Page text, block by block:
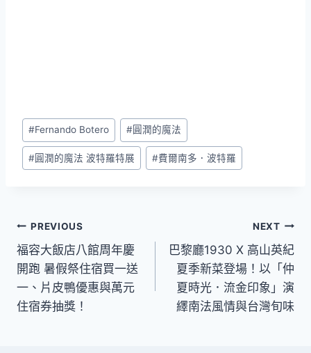
Post
Tags:
#Fernando Botero #圓潤的魔法
#圓潤的魔法 波特羅特展 #費爾南多．波特羅
文
章
導
覽
PREVIOUS
福容大飯店八館周年慶
開跑 暑假祭住宿買一送
一、片皮鴨優惠與萬元
住宿券抽獎！
NEXT
巴黎廳1930 X 高山英紀
夏季新菜登場！以「仲
夏時光．流金印象」演
繹南法風情與台灣旬味